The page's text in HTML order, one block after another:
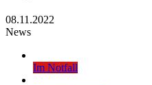
08.11.2022
News
Im Notfall